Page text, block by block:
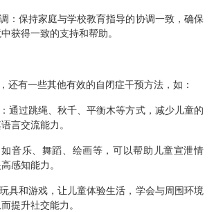
：保持家庭与学校教育指导的协调一致，确保
获得一致的支持和帮助。
还有一些其他有效的自闭症干预方法，如：
通过跳绳、秋千、平衡木等方式，减少儿童的
言交流能力。
音乐、舞蹈、绘画等，可以帮助儿童宣泄情
感知能力。
具和游戏，让儿童体验生活，学会与周围环境
提升社交能力。